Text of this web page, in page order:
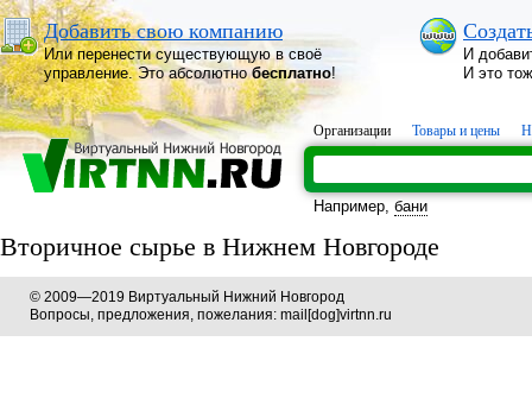
Добавить свою компанию
Или перенести существующую в своё
управление. Это абсолютнобесплатно!
И
И это
Организации Товары и цены
Например, бани
Вторичное сырье в Нижнем Новгороде
© 2009—2019 Виртуальный Нижний Новгород
Вопросы, предложения, пожелания: mail[dog]virtnn.ru